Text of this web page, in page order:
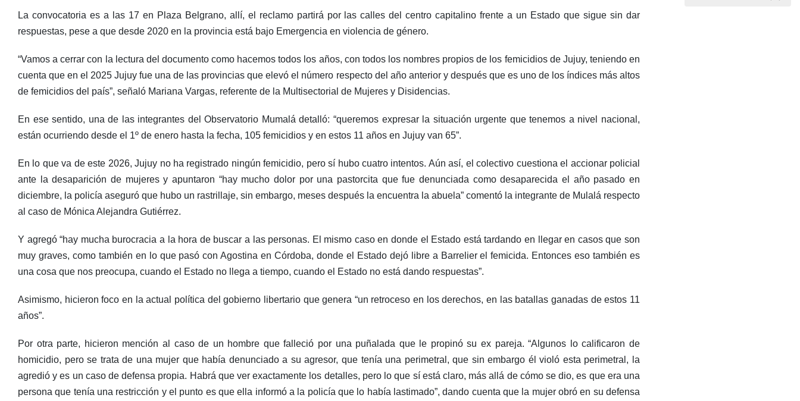
La convocatoria es a las 17 en Plaza Belgrano, allí, el reclamo partirá por las calles del centro capitalino frente a un Estado que sigue sin dar
respuestas, pese a que desde 2020 en la provincia está bajo Emergencia en violencia de género.
“Vamos a cerrar con la lectura del documento como hacemos todos los años, con todos los nombres propios de los femicidios de Jujuy, teniendo en
cuenta que en el 2025 Jujuy fue una de las provincias que elevó el número respecto del año anterior y después que es uno de los índices más altos
de femicidios del país”, señaló Mariana Vargas, referente de la Multisectorial de Mujeres y Disidencias.
En ese sentido, una de las integrantes del Observatorio Mumalá detalló: “queremos expresar la situación urgente que tenemos a nivel nacional,
están ocurriendo desde el 1º de enero hasta la fecha, 105 femicidios y en estos 11 años en Jujuy van 65”.
En lo que va de este 2026, Jujuy no ha registrado ningún femicidio, pero sí hubo cuatro intentos. Aún así, el colectivo cuestiona el accionar policial
ante la desaparición de mujeres y apuntaron “hay mucho dolor por una pastorcita que fue denunciada como desaparecida el año pasado en
diciembre, la policía aseguró que hubo un rastrillaje, sin embargo, meses después la encuentra la abuela” comentó la integrante de Mulalá respecto
al caso de Mónica Alejandra Gutiérrez.
Y agregó “hay mucha burocracia a la hora de buscar a las personas. El mismo caso en donde el Estado está tardando en llegar en casos que son
muy graves, como también en lo que pasó con Agostina en Córdoba, donde el Estado dejó libre a Barrelier el femicida. Entonces eso también es
una cosa que nos preocupa, cuando el Estado no llega a tiempo, cuando el Estado no está dando respuestas”.
Asimismo, hicieron foco en la actual política del gobierno libertario que genera “un retroceso en los derechos, en las batallas ganadas de estos 11
años”.
Por otra parte, hicieron mención al caso de un hombre que falleció por una puñalada que le propinó su ex pareja. “Algunos lo calificaron de
homicidio, pero se trata de una mujer que había denunciado a su agresor, que tenía una perimetral, que sin embargo él violó esta perimetral, la
agredió y es un caso de defensa propia. Habrá que ver exactamente los detalles, pero lo que sí está claro, más allá de cómo se dio, es que era una
persona que tenía una restricción y el punto es que ella informó a la policía que lo había lastimado”, dando cuenta que la mujer obró en su defensa